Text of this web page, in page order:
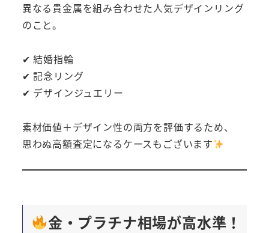
異なる貴金属を組み合わせた人気デザインリング
のこと。
✔ 結婚指輪
✔ 記念リング
✔ デザインジュエリー
素材価値＋デザイン性の両方を評価するため、
思わぬ高額査定になるケースもございます
金・プラチナ相場が高水準！